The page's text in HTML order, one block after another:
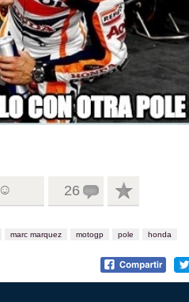
26
marc marquez motogp pole honda